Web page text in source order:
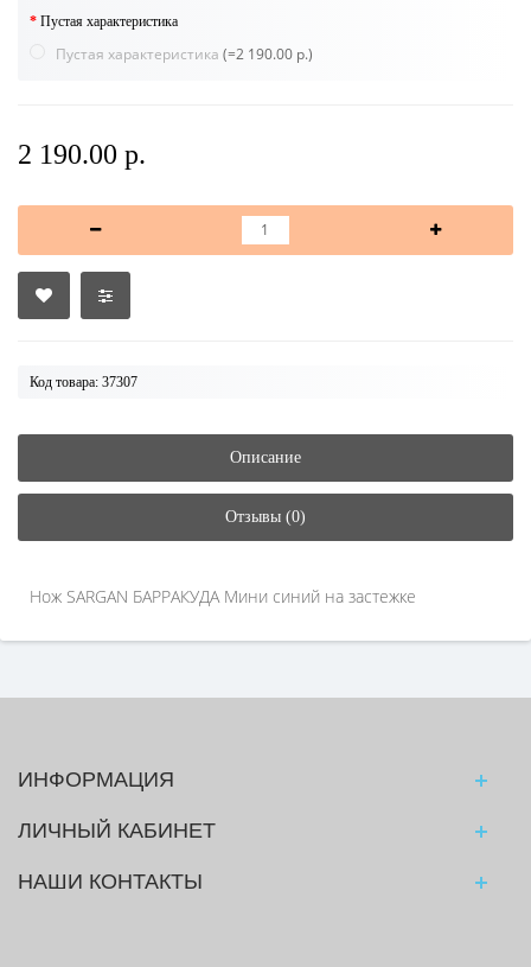
Пустая характеристика
Пустая характеристика (=2 190.00 р.)
2 190.00 р.
Код товара: 37307
Описание
Отзывы (0)
Нож SARGAN БАРРАКУДА Мини синий на застежке
ИНФОРМАЦИЯ
ЛИЧНЫЙ КАБИНЕТ
НАШИ КОНТАКТЫ